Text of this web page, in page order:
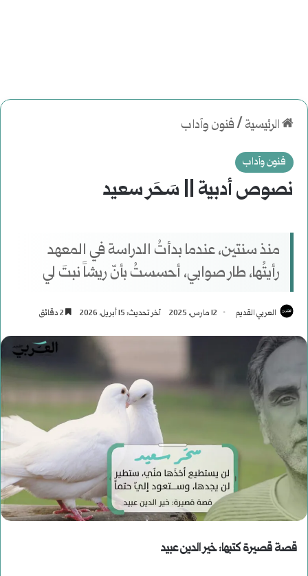
الرئيسية /فنون وآداب
فنون وآداب
نصوص أدبية || سَحَر سعيد
منذ سنتين، عندما بدأتُ الدراسة في المعهد
رأيتُها، طار صوابي، أحسستُ بأنّ ريشاً نبتَ لي
العربي القديم 12 مارس، 2025 آخر تحديث: 15 أبريل، 2026
قصة قصيرة كتبها: خير الدين عبيد